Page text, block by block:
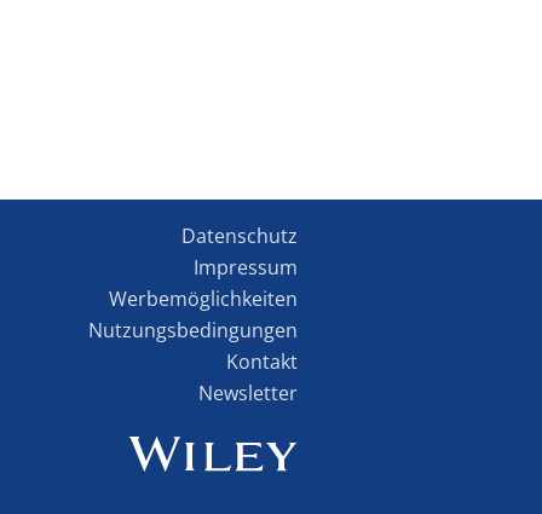
Datenschutz
Impressum
Werbemöglichkeiten
Nutzungsbedingungen
Kontakt
Newsletter